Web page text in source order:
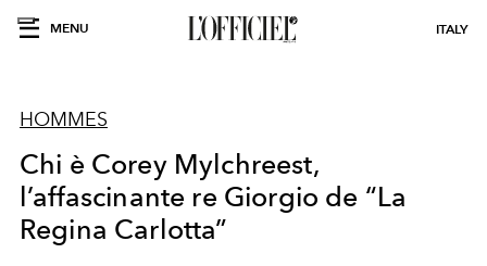
MENU ITALY
HOMMES
Chi è Corey Mylchreest,
l’affascinante re Giorgio de “La
Regina Carlotta”